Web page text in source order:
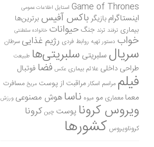
Game of Thrones استایل اطلاعات عمومی
اینستاگرام بازیگر باکس آفیس برترین‌ها
بیماری ترفند ترند جنگ حیوانات خانواده سلطنتی
خواب دستور تهیه روابط فردی رژیم غذاییسرطان
سریال سلبریتی سلبریتی‌ها طبیعت
طراحی داخلی علائم بیماری عکس فضا فوتبال
فیلم مراسم اسکارمراقبت از پوست مریخ مسافرت
معمامعماری مو میوه ناساهوش مصنوعی ورزش
ویروس کرونا پوست چین کرونا
کروناویروس کشورها